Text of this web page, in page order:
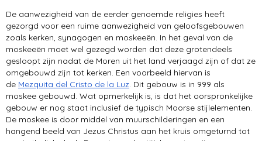
De aanwezigheid van de eerder genoemde religies heeft
gezorgd voor een ruime aanwezigheid van geloofsgebouwen
zoals kerken, synagogen en moskeeën. In het geval van de
moskeeën moet wel gezegd worden dat deze grotendeels
gesloopt zijn nadat de Moren uit het land verjaagd zijn of dat ze
omgebouwd zijn tot kerken. Een voorbeeld hiervan is
de Mezquita del Cristo de la Luz. Dit gebouw is in 999 als
moskee gebouwd. Wat opmerkelijk is, is dat het oorspronkelijke
gebouw er nog staat inclusief de typisch Moorse stijlelementen.
De moskee is door middel van muurschilderingen en een
hangend beeld van Jezus Christus aan het kruis omgeturnd tot